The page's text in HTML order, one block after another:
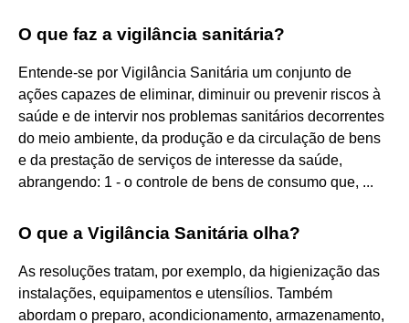
O que faz a vigilância sanitária?
Entende-se por Vigilância Sanitária um conjunto de
ações capazes de eliminar, diminuir ou prevenir riscos à
saúde e de intervir nos problemas sanitários decorrentes
do meio ambiente, da produção e da circulação de bens
e da prestação de serviços de interesse da saúde,
abrangendo: 1 - o controle de bens de consumo que, ...
O que a Vigilância Sanitária olha?
As resoluções tratam, por exemplo, da higienização das
instalações, equipamentos e utensílios. Também
abordam o preparo, acondicionamento, armazenamento,